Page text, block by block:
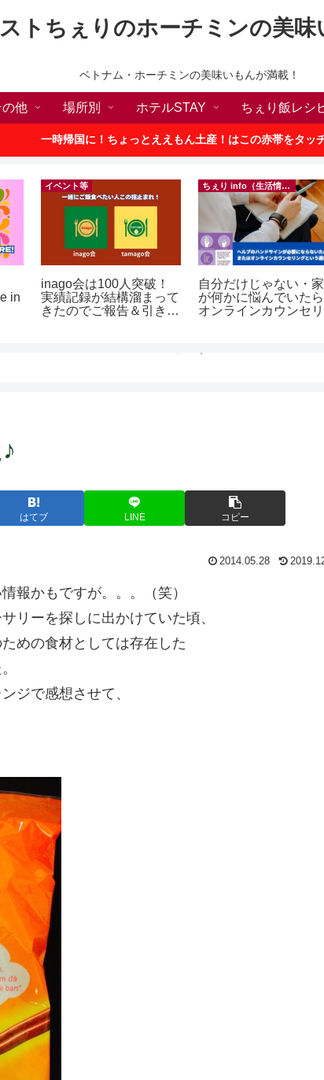
トちぇりのホーチミンの美味
ベトナム・ホーチミンの美味いもんが満載！
他 場所別 ホテルSTAY ちぇり飯レシ
一時帰国に！ちょっとええもん土産！はこの赤帯をタッ
in
イベント等
inago会は100人突破！
実績記録が結構溜まって
きたのでご報告＆引き続
ちぇり info（生活情報）
自分だけじゃない・
が何かに悩んでいたら
オンラインカウンセ
♪
はてブ LINE コピー
2014.05.28
報かもですが。。。（笑）
リーを探しに出かけていた頃、
めの食材としては存在した
ジで感想させて、